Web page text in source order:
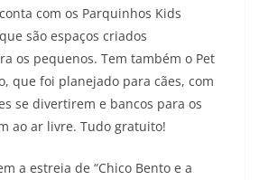
com os Parquinhos Kids
são espaços criados
os pequenos. Tem também o Pet
que foi planejado para cães, com
se divertirem e bancos para os
ao ar livre. Tudo gratuito!
a estreia de “Chico Bento e a